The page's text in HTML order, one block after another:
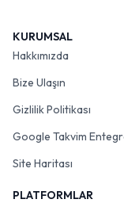
KURUMSAL
Hakkımızda
Bize Ulaşın
Gizlilik Politikası
Google Takvim
Site Haritası
PLATFORMLAR